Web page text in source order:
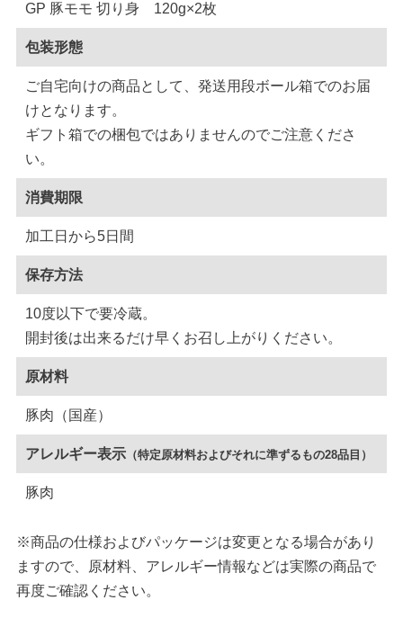
GP 豚モモ 切り身 120g×2枚
包装形態
ご自宅向けの商品として、発送用段ボール箱でのお届
けとなります。
ギフト箱での梱包ではありませんのでご注意くださ
い。
消費期限
加工日から5日間
保存方法
10度以下で要冷蔵。
開封後は出来るだけ早くお召し上がりください。
原材料
豚肉（国産）
アレルギー表示 （特定原材料およびそれに準ずるもの28品目）
豚肉
※商品の仕様およびパッケージは変更となる場合があり
ますので、原材料、アレルギー情報などは実際の商品で
再度ご確認ください。